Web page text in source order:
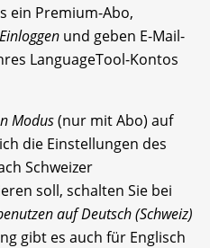
ein Premium-Abo,
Einloggen und geben E-Mail-
LanguageTool-Kontos
Modus(nur mit Abo) auf
die Einstellungen des
Schweizer
soll, schalten Sie bei
auf Deutsch (Schweiz)
gibt es auch für Englisch